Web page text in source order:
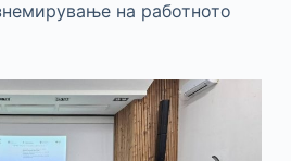
на работното